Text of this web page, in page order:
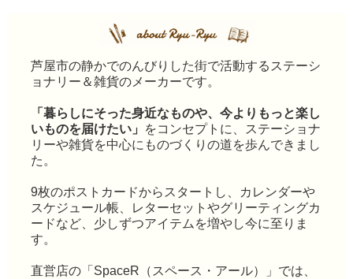
芦屋市の静かでのんびりした街で活動するステーシ
ョナリー＆雑貨のメーカーです。
「暮らしにそった身近なものや、今よりもっと楽し
いものを届けたい」
をコンセプトに、ステーショナ
リーや雑貨を中心にものづくりの道を歩んできまし
た。
9枚のポストカードからスタートし、カレンダーや
スケジュール帳、レターセットやグリーティングカ
ードなど、少しずつアイテムを増やし今に至りま
す。
直営店の「SpaceR（スペース・アール）」では、